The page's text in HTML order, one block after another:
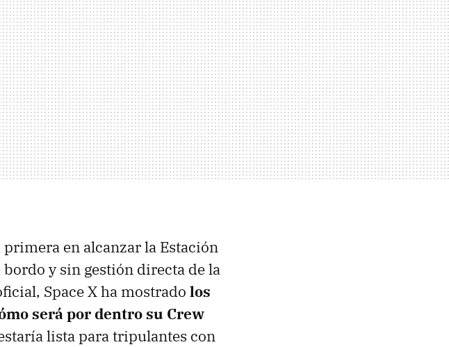
en alcanzar la Estación
y sin gestión directa de la
Space X ha mostrado los
será por dentro su Crew
lista para tripulantes con